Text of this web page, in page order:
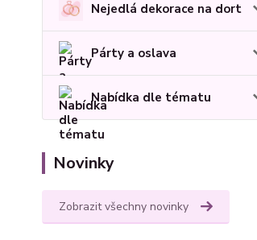
Nejedlá dekorace na dort
Párty a oslava
Nabídka dle tématu
Novinky
Zobrazit všechny novinky